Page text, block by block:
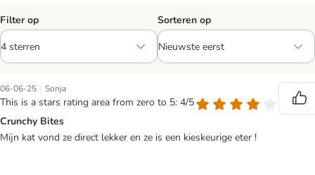
Filter op Sorteren op
06-06-25 | Sonja
This is a stars rating area from zero to 5: 4/5
Crunchy Bites
Mijn kat vond ze direct lekker en ze is een kieskeurige eter !